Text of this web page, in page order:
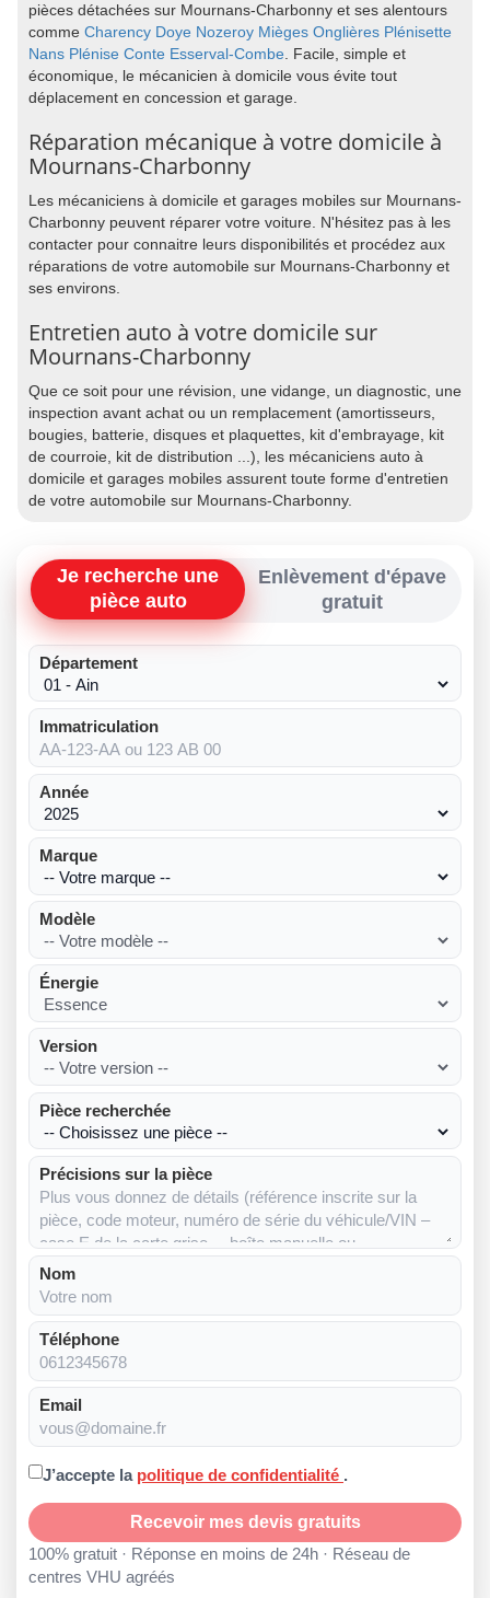
pièces détachées sur Mournans-Charbonny et ses alentours
comme Charency Doye Nozeroy Mièges Onglières Plénisette
Nans Plénise Conte Esserval-Combe. Facile, simple et
économique, le mécanicien à domicile vous évite tout
déplacement en concession et garage.
Réparation mécanique à votre domicile à
Mournans-Charbonny
Les mécaniciens à domicile et garages mobiles sur Mournans-
Charbonny peuvent réparer votre voiture. N'hésitez pas à les
contacter pour connaitre leurs disponibilités et procédez aux
réparations de votre automobile sur Mournans-Charbonny et
ses environs.
Entretien auto à votre domicile sur
Mournans-Charbonny
Que ce soit pour une révision, une vidange, un diagnostic, une
inspection avant achat ou un remplacement (amortisseurs,
bougies, batterie, disques et plaquettes, kit d'embrayage, kit
de courroie, kit de distribution ...), les mécaniciens auto à
domicile et garages mobiles assurent toute forme d'entretien
de votre automobile sur Mournans-Charbonny.
Je recherche une
pièce auto
Enlèvement d'épave
gratuit
Département
Immatriculation
Année
Marque
Modèle
Énergie
Version
Pièce recherchée
Précisions sur la pièce
Nom
Téléphone
Email
J’accepte la politique de confidentialité .
Recevoir mes devis gratuits
100% gratuit · Réponse en moins de 24h · Réseau de
centres VHU agréés